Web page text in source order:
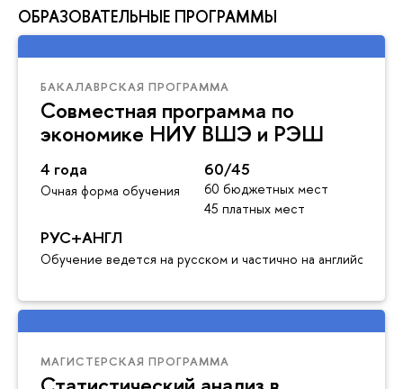
ОБРАЗОВАТЕЛЬНЫЕ ПРОГРАММЫ
БАКАЛАВРСКАЯ ПРОГРАММА
Совместная программа по
экономике НИУ ВШЭ и РЭШ
4 года
Очная форма обучения
60/45
60 бюджетных мест
45 платных мест
РУС+АНГЛ
Обучение ведется на русском и частично на английском
МАГИСТЕРСКАЯ ПРОГРАММА